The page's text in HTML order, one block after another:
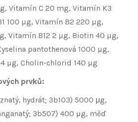
Vitamín C 20 mg, Vitamín K3
100 µg, Vitamín B2 220 µg,
Vitamín B12 2 µg, Biotin 40 µg,
pantothenová 1000 µg,
µg, Cholin-chlorid 140 µg
prvků:
hydrát; 3b103) 5000 μg,
3b507) 400 µg, měď